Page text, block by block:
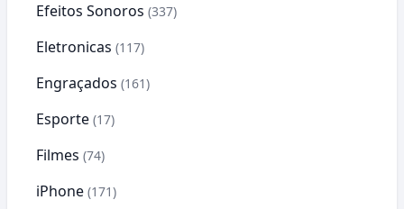
Efeitos Sonoros (337)
Eletronicas (117)
Engraçados (161)
Esporte (17)
Filmes (74)
iPhone (171)